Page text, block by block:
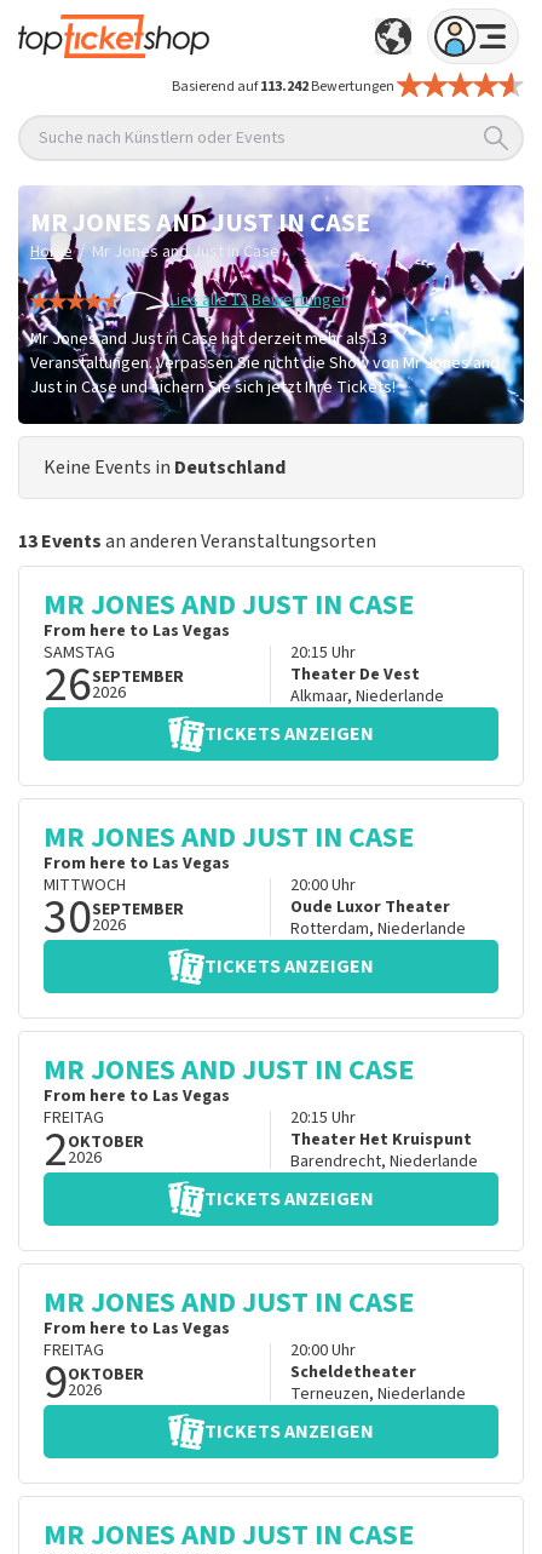
Basierend auf113.242Bewertungen
Suche nach Künstlern oder Events
MR JONES AND JUST IN CASE
Home / Mr Jones and Just in Case
Lies alle 12 Bewertungen
Mr Jones and Just in Case hat derzeit mehr als 13
Veranstaltungen. Verpassen Sie nicht die Show von Mr Jones and
Just in Case und sichern Sie sich jetzt Ihre Tickets!
Keine Events in Deutschland
13 Eventsan anderen Veranstaltungsorten
MR JONES AND JUST IN CASE
From here to Las Vegas
SAMSTAG
26SEPTEMBER
2026
20:15 Uhr
Theater De Vest
Alkmaar, Niederlande
TICKETS ANZEIGEN
MR JONES AND JUST IN CASE
From here to Las Vegas
MITTWOCH
30SEPTEMBER
2026
20:00Uhr
Oude Luxor Theater
Rotterdam, Niederlande
TICKETS ANZEIGEN
MR JONES AND JUST IN CASE
From here to Las Vegas
FREITAG
2OKTOBER
2026
20:15 Uhr
Theater Het Kruispunt
Barendrecht, Niederlande
TICKETS ANZEIGEN
MR JONES AND JUST IN CASE
From here to Las Vegas
FREITAG
9OKTOBER
2026
20:00Uhr
Scheldetheater
Terneuzen, Niederlande
TICKETS ANZEIGEN
MR JONES AND JUST IN CASE